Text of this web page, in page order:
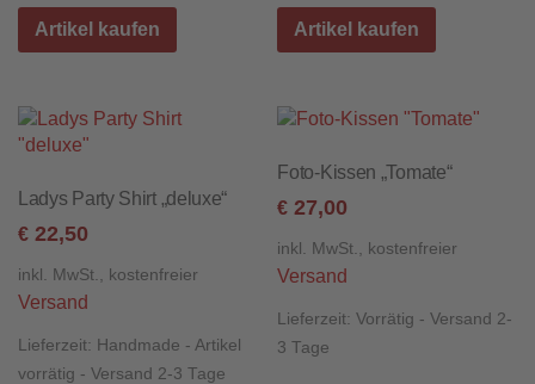
Artikel kaufen Artikel kaufen
Ladys Party Shirt „deluxe“
€ 22,50
inkl. MwSt., kostenfreier
Versand
Lieferzeit: Handmade - Artikel
vorrätig - Versand 2-3 Tage
Foto-Kissen „Tomate“
€ 27,00
inkl. MwSt., kostenfreier
Versand
Lieferzeit:Vorrätig - Versand 2-
3 Tage